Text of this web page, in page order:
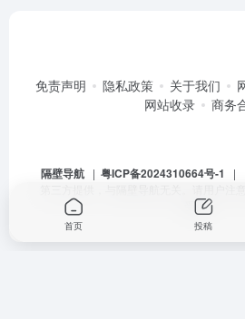
免责声明 隐私政策 关于我们
网站收录
商务
隔壁导航| 粤ICP备2024310664号-1
|
受骗。
首页 投稿